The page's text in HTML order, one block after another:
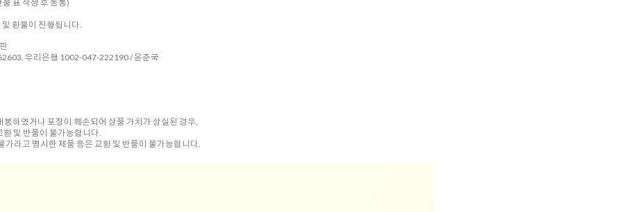
표 작성 후 동봉)
환불이 진행됩니다.
우리은행 1002-047-222190 / 윤준국
하였거나 포장이 훼손되어 상품 가치가 상실된 경우,
및 반품이 불가능합니다.
가라고 명시한 제품 등은 교환 및 반품이 불가능합니다.